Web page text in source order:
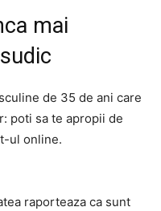
mai
de 35 de ani care
poti sa te apropii de
ul online.
raporteaza ca sunt